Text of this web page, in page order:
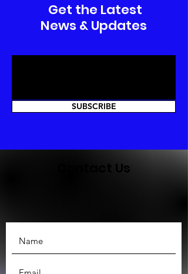
Get the Latest
News & Updates
SUBSCRIBE
Contact Us